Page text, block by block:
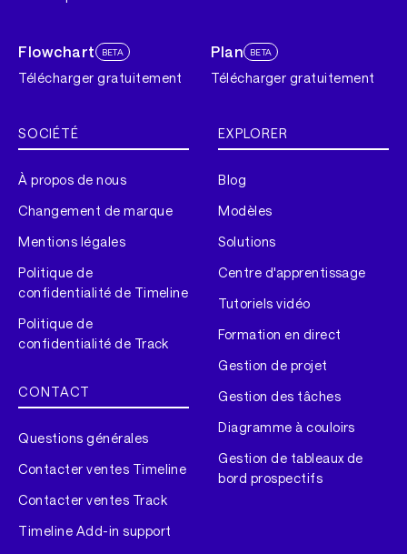
Flowchart BETA
Télécharger gratuitement
Plan BETA
Télécharger gratuitement
SOCIÉTÉ
À propos de nous
Changement de marque
Mentions légales
Politique de
confidentialité de Timeline
Politique de
confidentialité de Track
CONTACT
Questions générales
Contacter ventes Timeline
Contacter ventes Track
Timeline Add-in support
EXPLORER
Blog
Modèles
Solutions
Centre d'apprentissage
Tutoriels vidéo
Formation en direct
Gestion de projet
Gestion des tâches
Diagramme à couloirs
Gestion de tableaux de
bord prospectifs